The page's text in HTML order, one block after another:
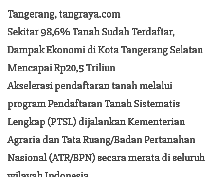
Tangerang, tangraya.com
Sekitar 98,6% Tanah Sudah Terdaftar,
Dampak Ekonomi di Kota Tangerang Selatan
Mencapai Rp20,5 Triliun
Akselerasi pendaftaran tanah melalui
program Pendaftaran Tanah Sistematis
Lengkap (PTSL) dijalankan Kementerian
Agraria dan Tata Ruang/Badan Pertanahan
Nasional (ATR/BPN) secara merata di seluruh